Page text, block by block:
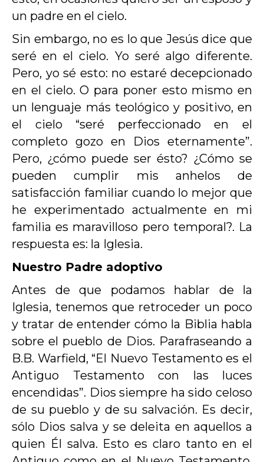
un padre en el cielo.
Sin embargo, no es lo que Jesús dice que
seré en el cielo. Yo seré algo diferente.
Pero, yo sé esto: no estaré decepcionado
en el cielo. O para poner esto mismo en
un lenguaje más teológico y positivo, en
el cielo “seré perfeccionado en el
completo gozo en Dios eternamente”.
Pero, ¿cómo puede ser ésto? ¿Cómo se
pueden cumplir mis anhelos de
satisfacción familiar cuando lo mejor que
he experimentado actualmente en mi
familia es maravilloso pero temporal?. La
respuesta es: la Iglesia.
Nuestro Padre adoptivo
Antes de que podamos hablar de la
Iglesia, tenemos que retroceder un poco
y tratar de entender cómo la Biblia habla
sobre el pueblo de Dios. Parafraseando a
B.B. Warfield, “El Nuevo Testamento es el
Antiguo Testamento con las luces
encendidas”. Dios siempre ha sido celoso
de su pueblo y de su salvación. Es decir,
sólo Dios salva y se deleita en aquellos a
quien Él salva. Esto es claro tanto en el